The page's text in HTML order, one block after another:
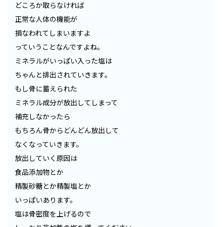
どころか取らなければ
正常な人体の機能が
損なわれてしまいますよ
っていうことなんですよね。
ミネラルがいっぱい入った塩は
ちゃんと排出されていきます。
もし骨に蓄えられた
ミネラル成分が放出してしまって
補充しなかったら
もちろん骨からどんどん放出して
なくなっていきます。
放出していく原因は
食品添加物とか
精製砂糖とか精製塩とか
いっぱいあります。
塩は骨密度を上げるので